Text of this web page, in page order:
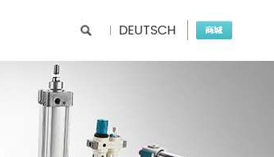
DEUTSCH